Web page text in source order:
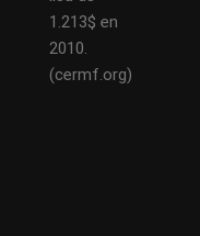
1.213$ en
2010.
(cermf.org)